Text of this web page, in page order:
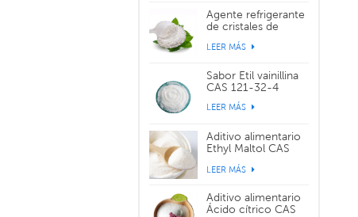
Agente refrigerante
de cristales de
39711-79-0
LEER MÁS
Sabor Etil vainillina
CAS 121-32-4
LEER MÁS
Aditivo alimentario
Ethyl Maltol CAS
LEER MÁS
Aditivo alimentario
Ácido cítrico CAS